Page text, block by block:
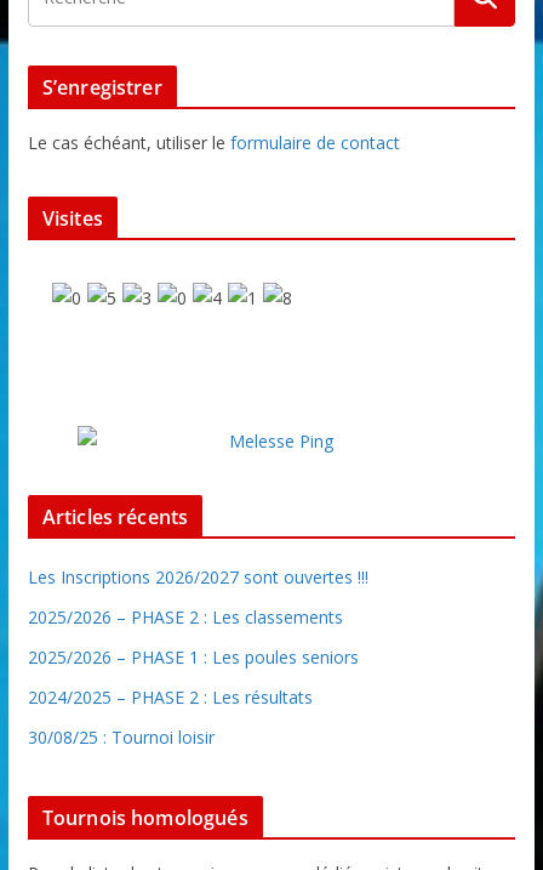
S’enregistrer
Le cas échéant, utiliser le formulaire de contact
Visites
Articles récents
Les Inscriptions 2026/2027 sont ouvertes !!!
2025/2026 – PHASE 2 : Les classements
2025/2026 – PHASE 1 : Les poules seniors
2024/2025 – PHASE 2 : Les résultats
30/08/25 : Tournoi loisir
Tournois homologués